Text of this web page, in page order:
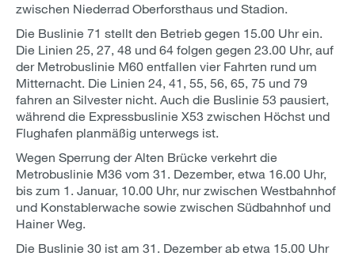
zwischen Niederrad Oberforsthaus und Stadion.
Die Buslinie 71 stellt den Betrieb gegen 15.00 Uhr ein.
Die Linien 25, 27, 48 und 64 folgen gegen 23.00 Uhr, auf
der Metrobuslinie M60 entfallen vier Fahrten rund um
Mitternacht. Die Linien 24, 41, 55, 56, 65, 75 und 79
fahren an Silvester nicht. Auch die Buslinie 53 pausiert,
während die Expressbuslinie X53 zwischen Höchst und
Flughafen planmäßig unterwegs ist.
Wegen Sperrung der Alten Brücke verkehrt die
Metrobuslinie M36 vom 31. Dezember, etwa 16.00 Uhr,
bis zum 1. Januar, 10.00 Uhr, nur zwischen Westbahnhof
und Konstablerwache sowie zwischen Südbahnhof und
Hainer Weg.
Die Buslinie 30 ist am 31. Dezember ab etwa 15.00 Uhr